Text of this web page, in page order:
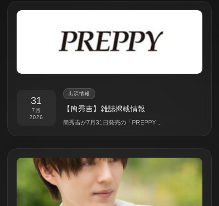
31
7月
2026
出演情報
【簡秀吉】雑誌掲載情報
簡秀吉が7月31日発売の「PREPPY ...